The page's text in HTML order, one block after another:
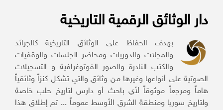
دار الوثائق الرقمية التاريخية
بهدف الحفاظ على الوثائق التاريخية كالجرائد
والمجلات والدوريات ومحاضر الجلسات والوقفيات
والكتب النادرة والصور الفوتوغرافية و التسجيلات
الصوتية على أنواعها وغيرها من وثائق والتي تشكل كنزاً وثائقياً
هاماً ومرجعاً موثوقاً لأي باحث أو دارس لتاريخ حلب خاصة
ولتاريخ سوريا ومنطقة الشرق الأوسط عموماً ... تم إطلاق هذا